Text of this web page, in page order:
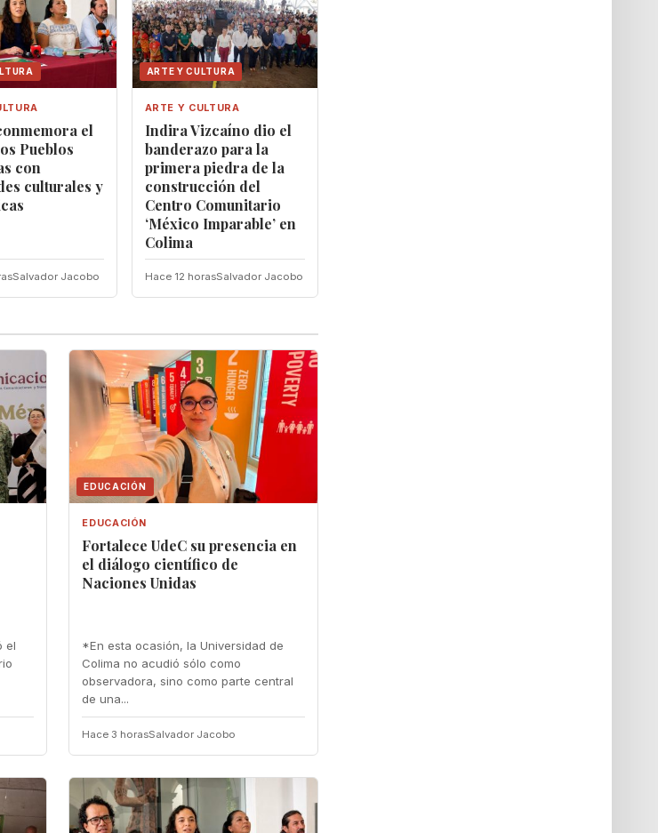
el
Pueblos
con
culturales y
Salvador Jacobo
ARTE Y CULTURA
ARTE Y CULTURA
Indira Vizcaíno dio el
banderazo para la
primera piedra de la
construcción del
Centro Comunitario
‘México Imparable’ en
Colima
Hace 12 horasSalvador Jacobo
el
EDUCACIÓN
EDUCACIÓN
Fortalece UdeC su presencia en
el diálogo científico de
Naciones Unidas
*En esta ocasión, la Universidad de
Colima no acudió sólo como
observadora, sino como parte central
de una...
Hace 3 horasSalvador Jacobo